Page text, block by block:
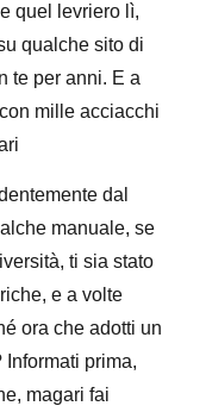
quel levriero lì,
qualche sito di
te per anni. E a
mille acciacchi
dal
manuale, se
ti sia stato
e a volte
ora che adotti un
prima,
magari fai